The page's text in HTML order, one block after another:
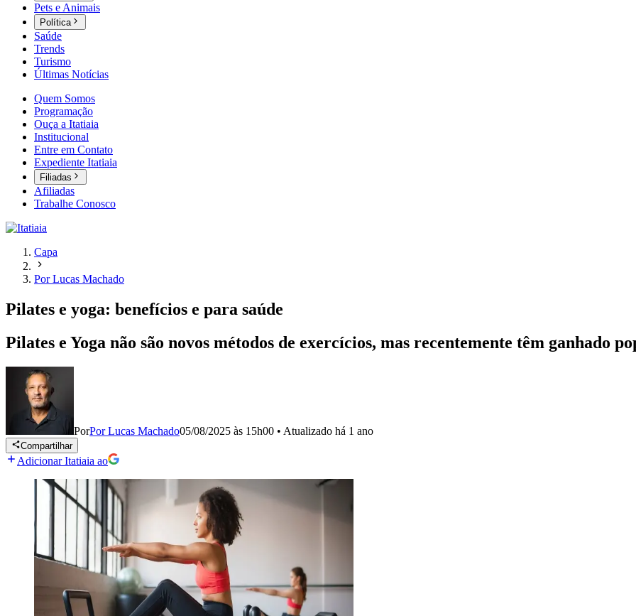
Pets e Animais
Política
Saúde
Trends
Turismo
Últimas Notícias
Quem Somos
Programação
Ouça a Itatiaia
Institucional
Entre em Contato
Expediente Itatiaia
Filiadas
Afiliadas
Trabalhe Conosco
Capa
Por Lucas Machado
Pilates e yoga: benefícios e para saúde
Pilates e Yoga não são novos métodos de exercícios, mas recentemente têm ganhado
PorPor Lucas Machado05/08/2025 às 15h00 • Atualizado há 1 ano
Compartilhar
Adicionar Itatiaia ao